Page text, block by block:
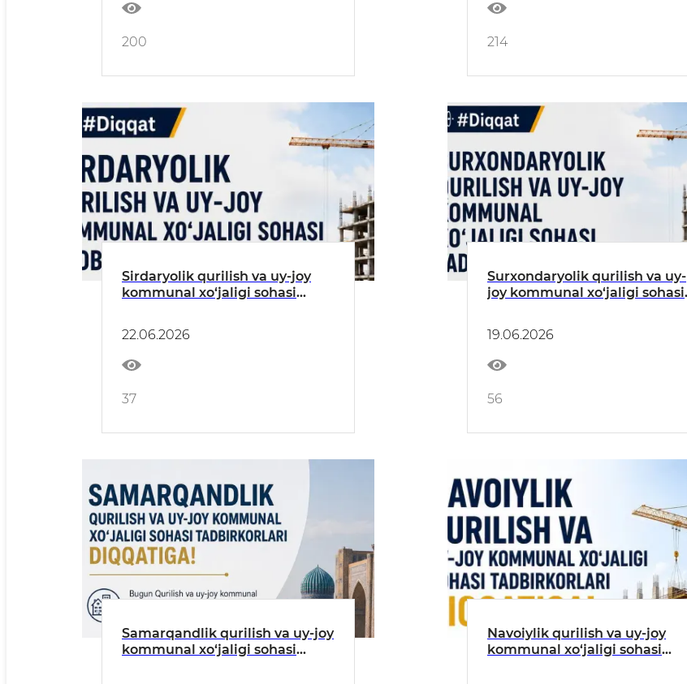
200 214
Sirdaryolik qurilish va uy-joy
kommunal xo‘jaligi sohasi
22.06.2026
37
Surxondaryolik qurilish va uy-
joy kommunal xo‘jaligi sohasi
19.06.2026
56
Samarqandlik qurilish va uy-joy
kommunal xo‘jaligi sohasi
Navoiylik qurilish va uy-joy
kommunal xo‘jaligi sohasi